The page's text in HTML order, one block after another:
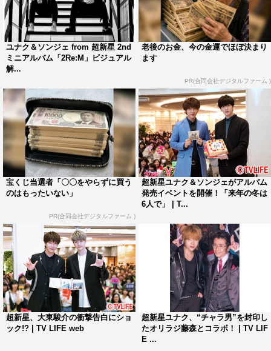
☆超新星 インフォメーション☆
■超新星LIVE TOUR 2017（仮）
9/6（水） 広島 はつかいち文化ホールさくらぴあ
18:30/19:00
9/7（木） 鹿児島 鹿児島市民文化ホール 第2ホール
18:30/19:00
9/9（土） 福岡 福岡国際会議場メインホール 17:00/17:30
9/12（火） 名古屋 名古屋国際会議場センチュリーホール
18:15/19:00
9/13（水） 神戸 神戸国際会館 こくさいホール
18:15/19:00
9/15（金） 東京 中野サンプラザホール 18:15/19:00
9/16（土） 東京 中野サンプラザホール 14:15/15:00
※開場/開演時間は変更の可能性あり
チケット料金： 指定席 9,600円（税込）
※未就学児入場不可 ※録音・録画機材（携帯電話）使用
禁止 ※営利目的の転売禁止
チケット一般発売日： 2017年7月22日（土）10:00～
■ユナク スケジュール
ユナク＆ソンジェ from 超新星 2nd
ミニアルバム「2Re:M」ビジュアル
解...
老後のお金、今の金運でほぼ決まり
ます
PR(合同会社デジタルファーム )
宝くじ当選者「〇〇をやらずに買う
のはもったいない」
PR(合同会社デジタルファーム )
超新星ユナク＆ソンジェがアルバム
発売イベントを開催！「来年の冬は
6人で」 | T...
超新星、大東駿介の衝撃告白にショ
ック!? | TV LIFE web
超新星ユナク、“チャラ男”を封印し
たオリラジ藤森とコラボ！ | TV LIF
E ...